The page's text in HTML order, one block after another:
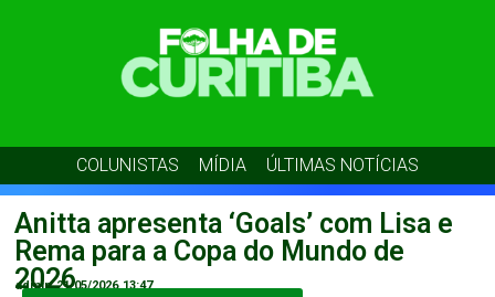
COLUNISTAS MÍDIA ÚLTIMAS NOTÍCIAS
Anitta apresenta ‘Goals’ com Lisa e
Rema para a Copa do Mundo de
2026
admin 21/05/2026 13:47